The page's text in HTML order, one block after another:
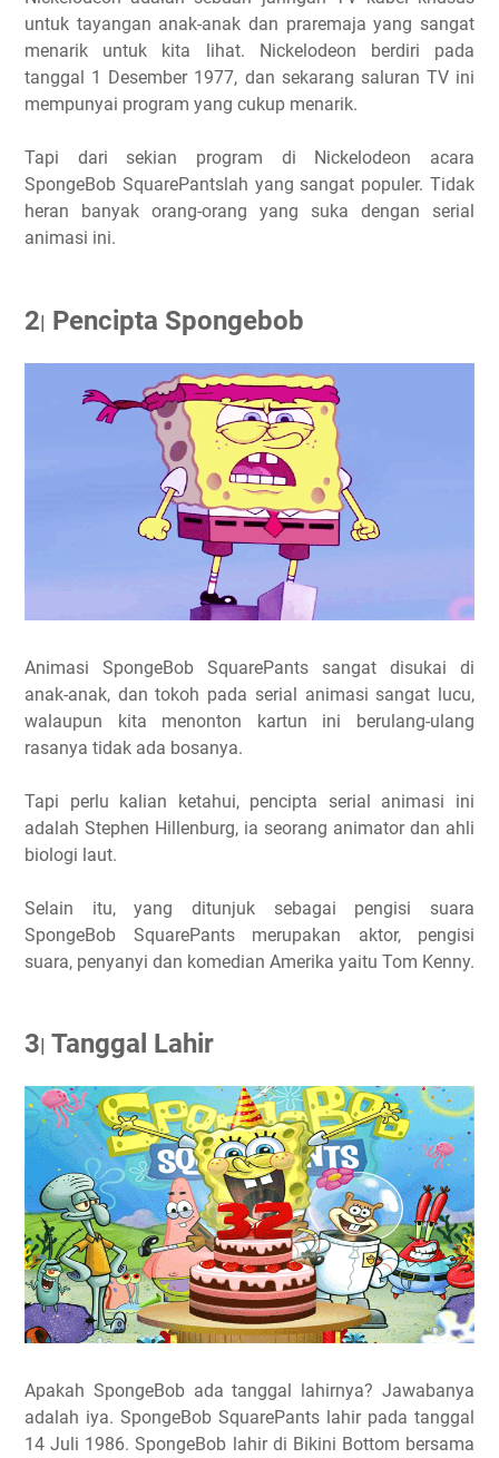
untuk tayangan anak-anak dan praremaja yang sangat
menarik untuk kita lihat. Nickelodeon berdiri pada
tanggal 1 Desember 1977, dan sekarang saluran TV ini
mempunyai program yang cukup menarik.
Tapi dari sekian program di Nickelodeon acara
SpongeBob SquarePantslah yang sangat populer. Tidak
heran banyak orang-orang yang suka dengan serial
animasi ini.
2| Pencipta Spongebob
Animasi SpongeBob SquarePants sangat disukai di
anak-anak, dan tokoh pada serial animasi sangat lucu,
walaupun kita menonton kartun ini berulang-ulang
rasanya tidak ada bosanya.
Tapi perlu kalian ketahui, pencipta serial animasi ini
adalah Stephen Hillenburg, ia seorang animator dan ahli
biologi laut.
Selain itu, yang ditunjuk sebagai pengisi suara
SpongeBob SquarePants merupakan aktor, pengisi
suara, penyanyi dan komedian Amerika yaitu Tom Kenny.
3| Tanggal Lahir
Apakah SpongeBob ada tanggal lahirnya? Jawabanya
adalah iya. SpongeBob SquarePants lahir pada tanggal
14 Juli 1986. SpongeBob lahir di Bikini Bottom bersama